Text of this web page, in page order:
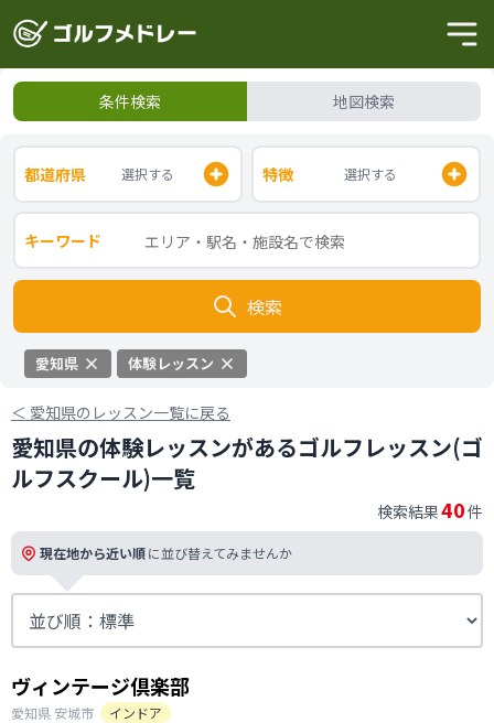
条件検索 地図検索
都道府県 選択する 特徴 選択する
キーワード
検索
愛知県 体験レッスン
＜ 愛知県のレッスン一覧に戻る
愛知県の体験レッスンがあるゴルフレッスン(ゴ
ルフスクール)一覧
検索結果40件
現在地から近い順に並び替えてみませんか
ヴィンテージ倶楽部
愛知県 安城市
インドア